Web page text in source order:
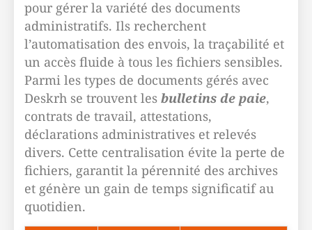
pour gérer la variété des documents
administratifs. Ils recherchent
l’automatisation des envois, la traçabilité et
un accès fluide à tous les fichiers sensibles.
Parmi les types de documents gérés avec
Deskrh se trouvent les bulletins de paie,
contrats de travail, attestations,
déclarations administratives et relevés
divers. Cette centralisation évite la perte de
fichiers, garantit la pérennité des archives
et génère un gain de temps significatif au
quotidien.